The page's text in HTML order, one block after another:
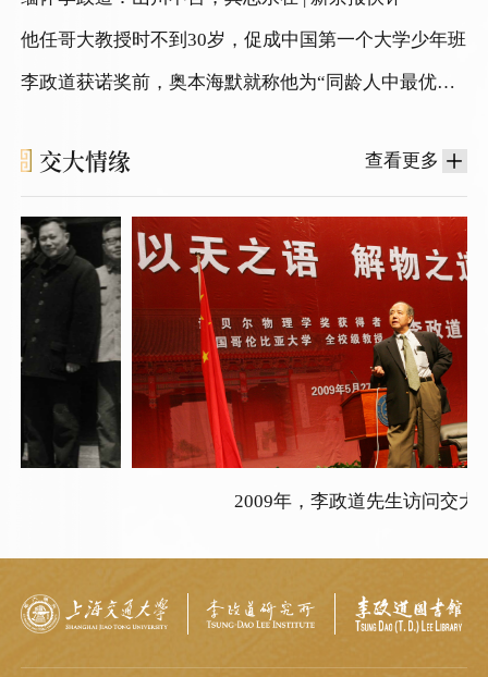
他任哥大教授时不到30岁，促成中国第一个大学少年班
李政道获诺奖前，奥本海默就称他为“同龄人中最优秀
交大情缘 查看更多
2009年，李政道先生访问交大